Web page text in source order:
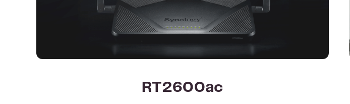
RT2600ac